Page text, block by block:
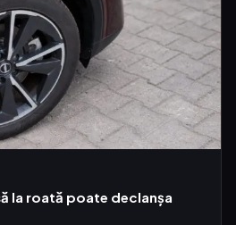
la roată poate declanșa